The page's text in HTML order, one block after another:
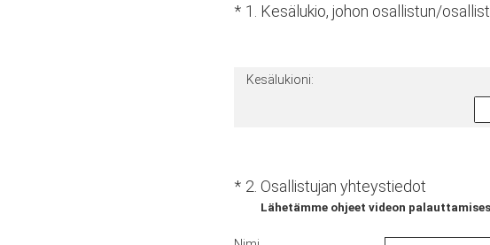
* 1 Kesälukio, johon osallistun/
(Pakollinen tieto.)
Kesälukioni:
* 2 Osallistujan yhteystiedot
Lähetämme ohjeet videon
(Pakollinen tieto.)